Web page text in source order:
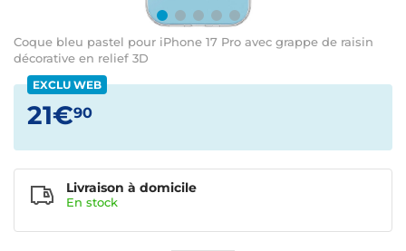
Coque bleu pastel pour iPhone 17 Pro avec grappe de raisin
décorative en relief 3D
EXCLU WEB
21€90
Livraison à domicile
En stock